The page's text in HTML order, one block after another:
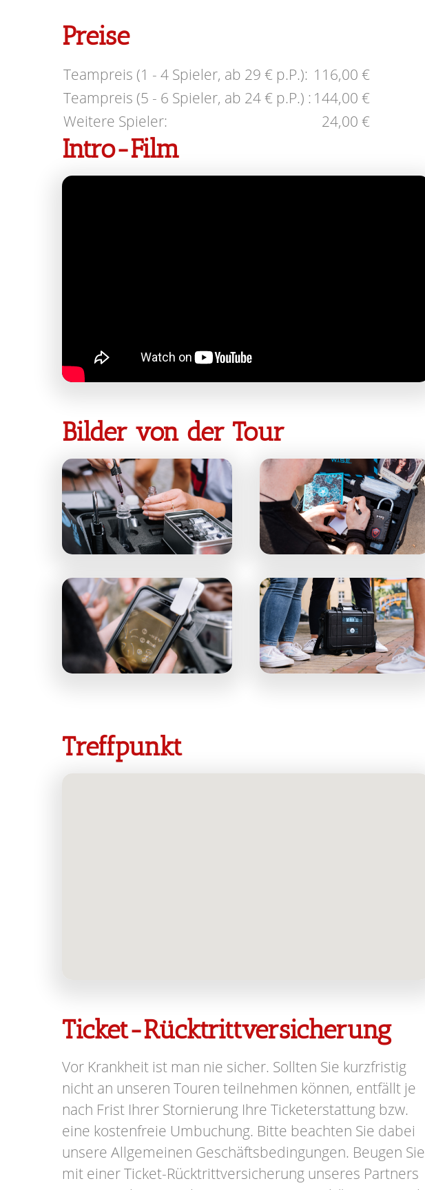
Preise
Teampreis (1 - 4 Spieler, ab 29 € p.P.): 116,00 €
Teampreis (5 - 6 Spieler, ab 24 € p.P.) : 144,00 €
Weitere Spieler:
24,00 €
Intro-Film
Bilder von der Tour
Treffpunkt
Ticket-Rücktrittversicherung
Vor Krankheit ist man nie sicher. Sollten Sie kurzfristig
nicht an unseren Touren teilnehmen können, entfällt je
nach Frist Ihrer Stornierung Ihre Ticketerstattung bzw.
eine kostenfreie Umbuchung. Bitte beachten Sie dabei
unsere Allgemeinen Geschäftsbedingungen. Beugen Sie
mit einer Ticket-Rücktrittversicherung unseres Partners